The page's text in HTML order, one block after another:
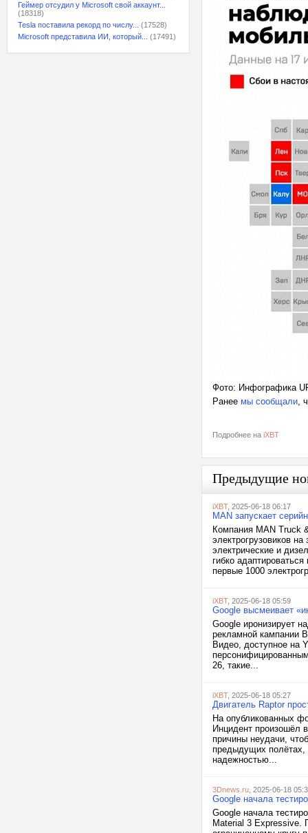
Геймер отсудил у Microsoft свой аккаунт...
(18318)
Tesla поставила рекорд по числу...
(17528)
Microsoft представила ИИ, который...
(17491)
Фото: Инфографика
Ранее мы сообщали,
Подробнее на iXBT
Предыдущие
iXBT, 2025-06-18 06:17
MAN запускает
Компания MAN Truck
электрогрузовиков
электрические и
гибко
первые 1000
iXBT, 2025-06-18 05:59
Google высмеивает
Google иронизирует
рекламной кампании
Видео, доступное на
26, такие...
iXBT, 2025-06-18 05:27
Двигатель Raptor
На опубликованных
Инцидент произошёл
причины неудачи,
предыдущих полётах,
надежностью...
3Dnews.ru , 2025-06-18
Google начала
Google начала
Material 3 Expressive.